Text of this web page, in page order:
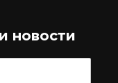
новости